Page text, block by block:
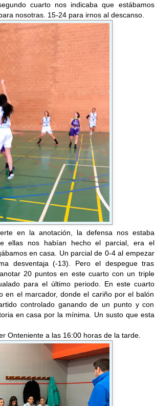
cuarto nos indicaba que estábamos
nosotras. 15-24 para irnos al descanso.
en la anotación, la defensa nos estaba
ellas nos habían hecho el parcial, era el
en casa. Un parcial de 0-4 al empezar
desventaja (-13). Pero el despegue tras
20 puntos en este cuarto con un triple
para el último periodo. En este cuarto
en el marcador, donde el cariño por el balón
controlado ganando de un punto y con
en casa por la mínima. Un susto que esta
Onteniente a las 16:00 horas de la tarde.